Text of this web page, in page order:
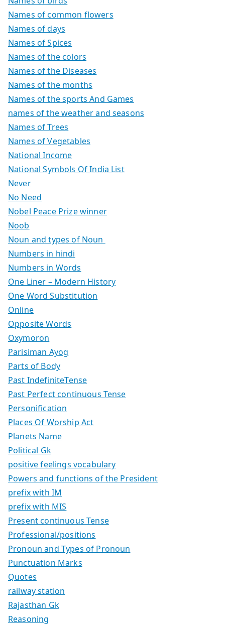
Names of common flowers
Names of days
Names of Spices
Names of the colors
Names of the Diseases
Names of the months
Names of the sports And Games
names of the weather and seasons
Names of Trees
Names of Vegetables
National Income
National Symbols Of India List
Never
No Need
Nobel Peace Prize winner
Noob
Noun and types of Noun
Numbers in hindi
Numbers in Words
One Liner – Modern History
One Word Substitution
Online
Opposite Words
Oxymoron
Parisiman Ayog
Parts of Body
Past IndefiniteTense
Past Perfect continuous Tense
Personification
Places Of Worship Act
Planets Name
Political Gk
positive feelings vocabulary
Powers and functions of the President
prefix with IM
prefix with MIS
Present continuous Tense
Professional/positions
Pronoun and Types of Pronoun
Punctuation Marks
Quotes
railway station
Rajasthan Gk
Reasoning